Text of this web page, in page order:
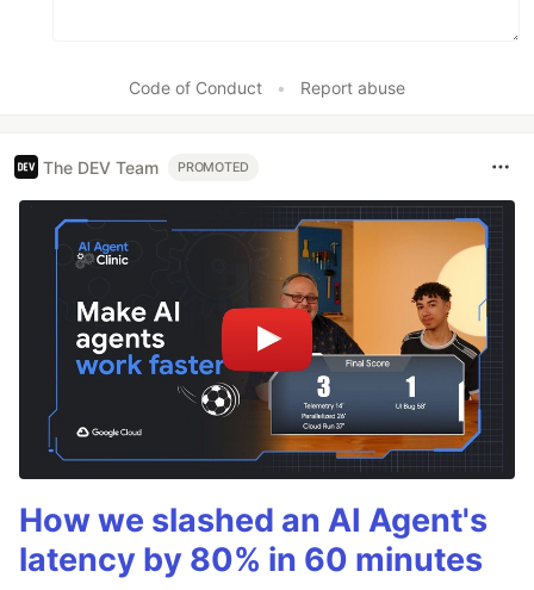
Code of Conduct • Report abuse
The DEV Team PROMOTED
How we slashed an AI Agent's
latency by 80% in 60 minutes